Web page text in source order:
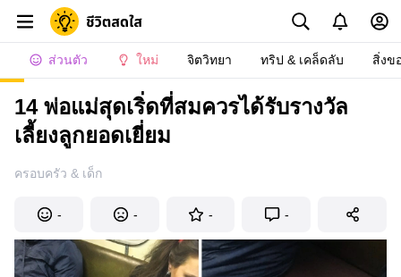
ส่วนตัว ใหม่ จิตวิทยา ทริป & เคล็ดลับ สิ่งข
14 พ่อแม่สุดเริ่ดที่สมควรได้รับรางวัล
เลี้ยงลูกยอดเยี่ยม
ครอบครัว & เด็ก
- - - -